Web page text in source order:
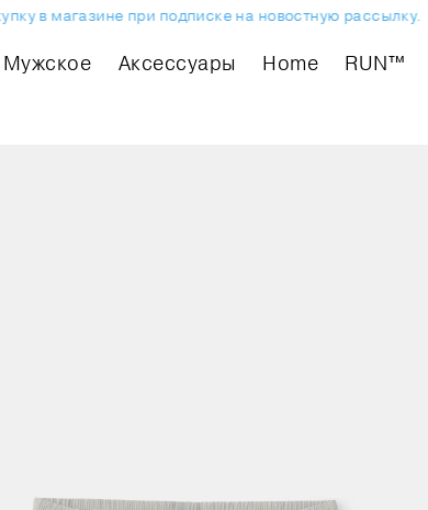
в магазине при подписке на новостную рассылку.
Мужское Аксессуары Home RUN™